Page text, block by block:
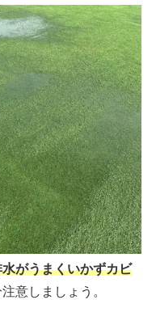
がうまくいかずカビ
意しましょう。